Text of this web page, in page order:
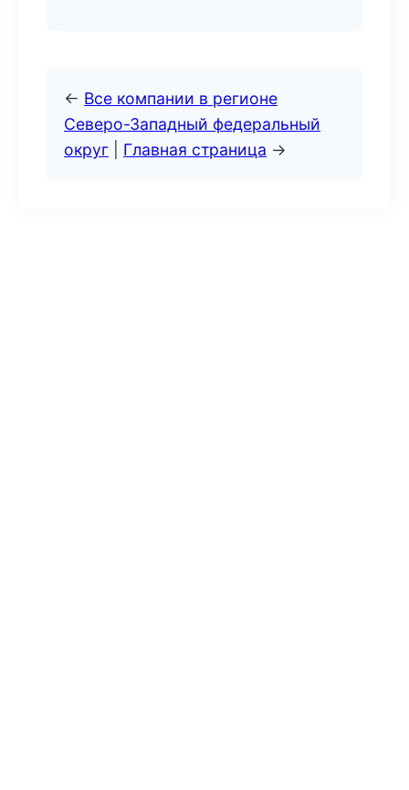
← Все компании в регионе
Северо-Западный федеральный
округ
Главная страница →